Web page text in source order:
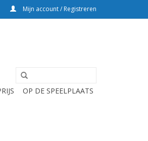
Mijn account / Registreren
OP DE SPEELPLAATS